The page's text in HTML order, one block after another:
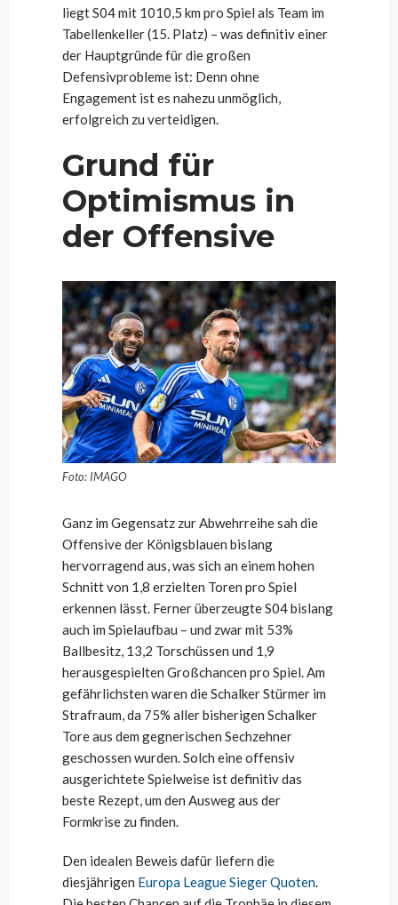
liegt S04 mit 1010,5 km pro Spiel als Team im
Tabellenkeller (15. Platz) – was definitiv einer
der Hauptgründe für die großen
Defensivprobleme ist: Denn ohne
Engagement ist es nahezu unmöglich,
erfolgreich zu verteidigen.
Grund für
Optimismus in
der Offensive
Foto: IMAGO
Ganz im Gegensatz zur Abwehrreihe sah die
Offensive der Königsblauen bislang
hervorragend aus, was sich an einem hohen
Schnitt von 1,8 erzielten Toren pro Spiel
erkennen lässt. Ferner überzeugte S04 bislang
auch im Spielaufbau – und zwar mit 53%
Ballbesitz, 13,2 Torschüssen und 1,9
herausgespielten Großchancen pro Spiel. Am
gefährlichsten waren die Schalker Stürmer im
Strafraum, da 75% aller bisherigen Schalker
Tore aus dem gegnerischen Sechzehner
geschossen wurden. Solch eine offensiv
ausgerichtete Spielweise ist definitiv das
beste Rezept, um den Ausweg aus der
Formkrise zu finden.
Den idealen Beweis dafür liefern die
diesjährigen Europa League Sieger Quoten.